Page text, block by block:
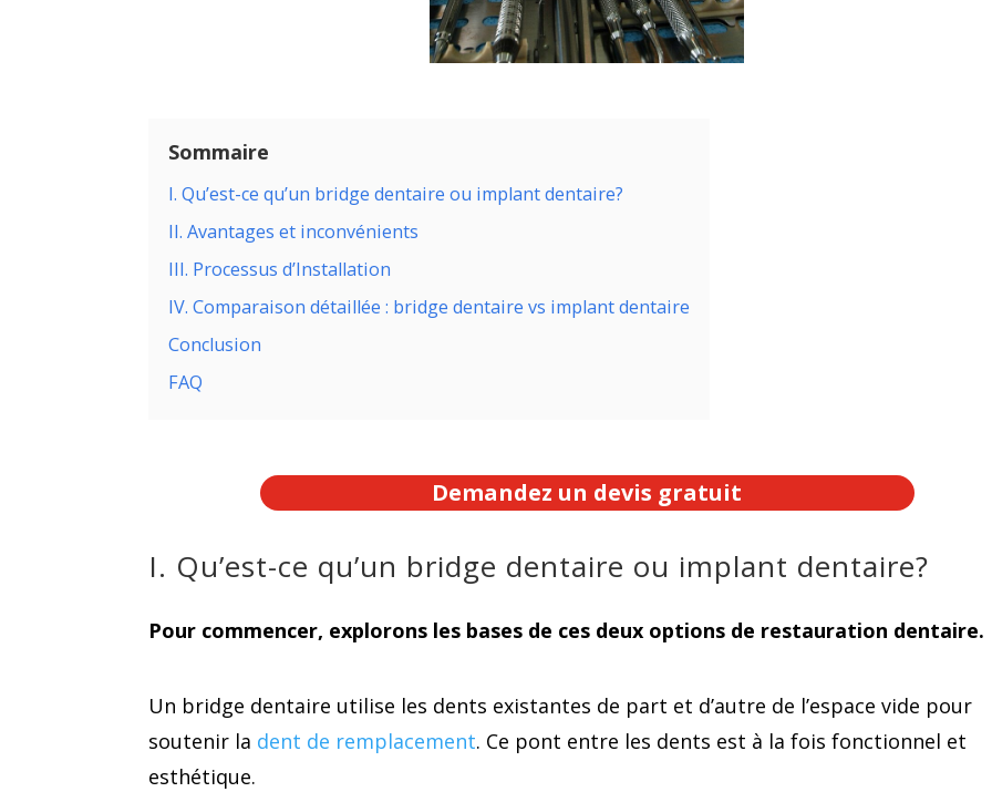
Sommaire
I. Qu’est-ce qu’un bridge dentaire ou implant dentaire?
II. Avantages et inconvénients
III. Processus d’Installation
IV. Comparaison détaillée : bridge dentaire vs implant dentaire
Conclusion
FAQ
Demandez un devis gratuit
I. Qu’est-ce qu’un bridge dentaire ou implant dentaire?
Pour commencer, explorons les bases de ces deux options de restauration dentaire.
Un bridge dentaire utilise les dents existantes de part et d’autre de l’espace vide pour
soutenir la dent de remplacement. Ce pont entre les dents est à la fois fonctionnel et
esthétique.